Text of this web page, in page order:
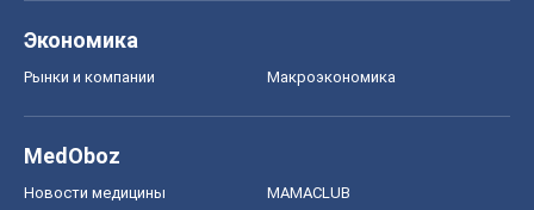
Экономика
Рынки и компании Mакроэкономика
MedOboz
Новости медицины MAMACLUB